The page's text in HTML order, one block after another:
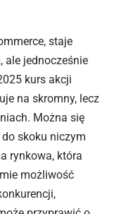
staje
ale jednocześnie
kurs akcji
na skromny, lecz
Można się
skoku niczym
rynkowa, która
możliwość